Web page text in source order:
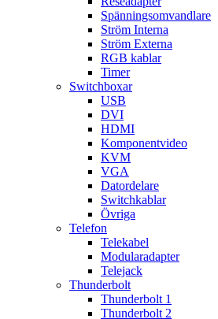
Spänningsomvandlare
Ström Interna
Ström Externa
RGB kablar
Timer
Switchboxar
USB
DVI
HDMI
Komponentvideo
KVM
VGA
Datordelare
Switchkablar
Övriga
Telefon
Telekabel
Modularadapter
Telejack
Thunderbolt
Thunderbolt 1
Thunderbolt 2